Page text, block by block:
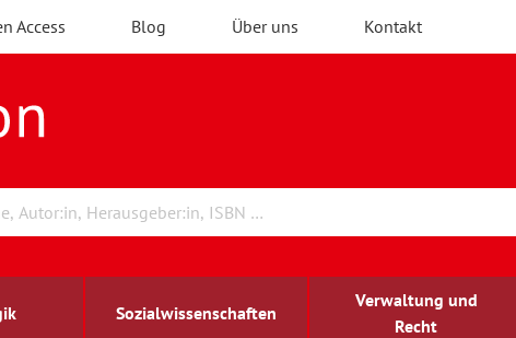
Access Blog Über uns Kontakt
Sozialwissenschaften
Verwaltung und
Recht